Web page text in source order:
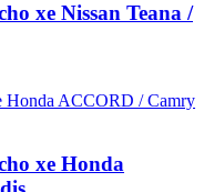
xe Nissan Teana /
xe Honda